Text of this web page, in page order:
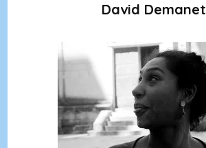
David Demanet